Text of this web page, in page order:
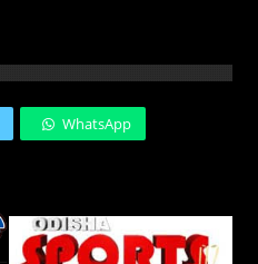
WhatsApp